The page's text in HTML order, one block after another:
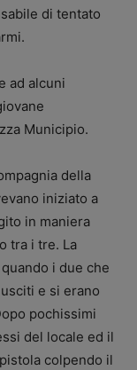
di tentato
ad alcuni
Municipio.
della
iniziato a
in maniera
tra i tre. La
i due che
e si erano
pochissimi
del locale ed il
colpendo il